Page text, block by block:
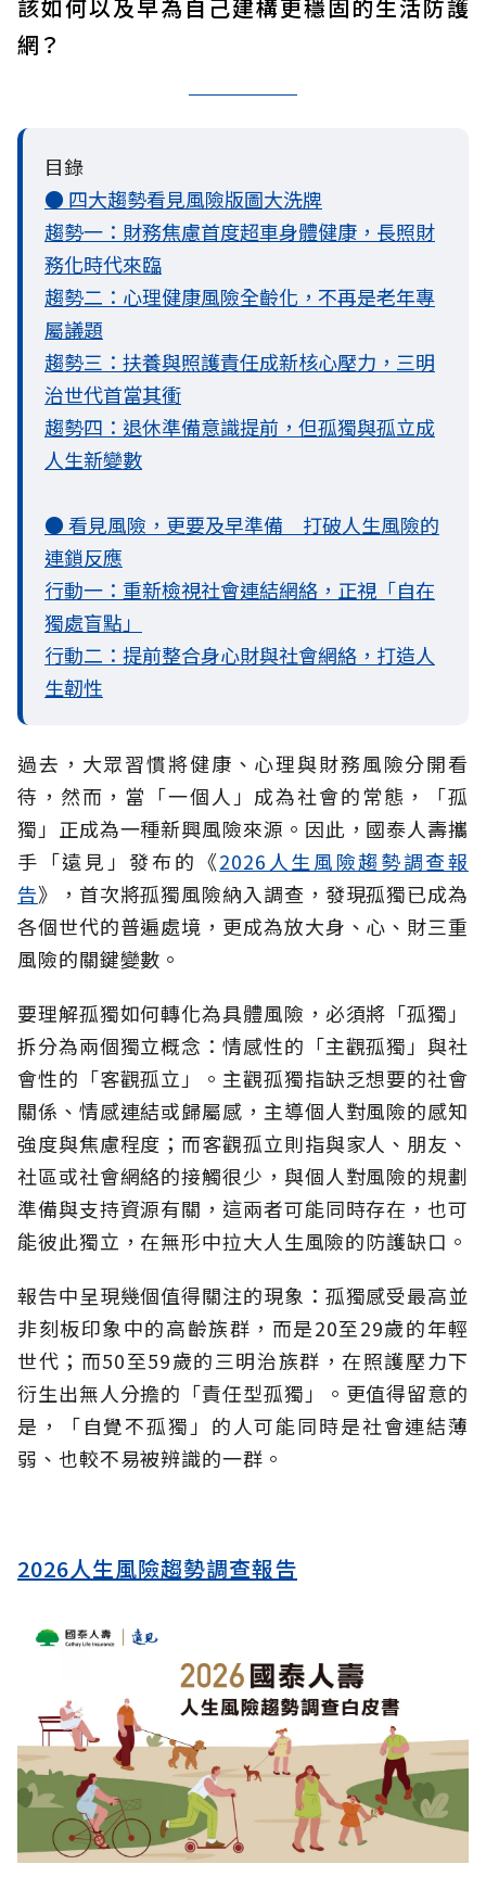
該如何以及早為自己建構更穩固的生活防護
網？
目錄
● 四大趨勢看見風險版圖大洗牌
趨勢一：財務焦慮首度超車身體健康，長照財
務化時代來臨
趨勢二：心理健康風險全齡化，不再是老年專
屬議題
趨勢三：扶養與照護責任成新核心壓力，三明
治世代首當其衝
趨勢四：退休準備意識提前，但孤獨與孤立成
人生新變數
● 看見風險，更要及早準備 打破人生風險的
連鎖反應
行動一：重新檢視社會連結網絡，正視「自在
獨處盲點」
行動二：提前整合身心財與社會網絡，打造人
生韌性
過去，大眾習慣將健康、心理與財務風險分開看
待，然而，當「一個人」成為社會的常態，「孤
獨」正成為一種新興風險來源。因此，國泰人壽攜
手「遠見」發布的《2026人生風險趨勢調查報
告》，首次將孤獨風險納入調查，發現孤獨已成為
各個世代的普遍處境，更成為放大身、心、財三重
風險的關鍵變數。
要理解孤獨如何轉化為具體風險，必須將「孤獨」
拆分為兩個獨立概念：情感性的「主觀孤獨」與社
會性的「客觀孤立」。主觀孤獨指缺乏想要的社會
關係、情感連結或歸屬感，主導個人對風險的感知
強度與焦慮程度；而客觀孤立則指與家人、朋友、
社區或社會網絡的接觸很少，與個人對風險的規劃
準備與支持資源有關，這兩者可能同時存在，也可
能彼此獨立，在無形中拉大人生風險的防護缺口。
報告中呈現幾個值得關注的現象：孤獨感受最高並
非刻板印象中的高齡族群，而是20至29歲的年輕
世代；而50至59歲的三明治族群，在照護壓力下
衍生出無人分擔的「責任型孤獨」。更值得留意的
是，「自覺不孤獨」的人可能同時是社會連結薄
弱、也較不易被辨識的一群。
2026人生風險趨勢調查報告